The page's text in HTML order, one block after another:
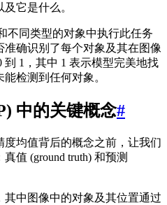
它是什么。
不同类型的对象中执行此任务
确识别了每个对象及其在图像
1，其中 1 表示模型完美地找
检测到任何对象。
中的关键概念#
均值背后的概念之前，让我们
值 (ground truth) 和预测
中图像中的对象及其位置通过